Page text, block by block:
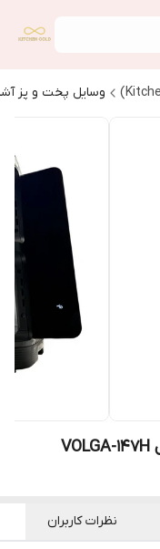
وسایل پخت و پز
نظرات کاربران